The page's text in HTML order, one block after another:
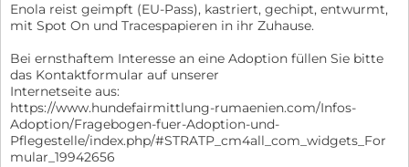
Enola reist geimpft (EU-Pass), kastriert, gechipt, entwurmt,
mit Spot On und Tracespapieren in ihr Zuhause.
Bei ernsthaftem Interesse an eine Adoption füllen Sie bitte
das Kontaktformular auf unserer
Internetseite aus:
https://www.hundefairmittlung-rumaenien.com/Infos-
Adoption/Fragebogen-fuer-Adoption-und-
Pflegestelle/index.php/#STRATP_cm4all_com_widgets_For
mular_19942656